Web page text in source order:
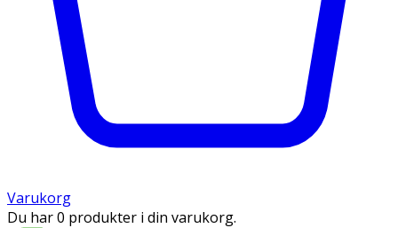
Varukorg
Du har 0 produkter i din varukorg.